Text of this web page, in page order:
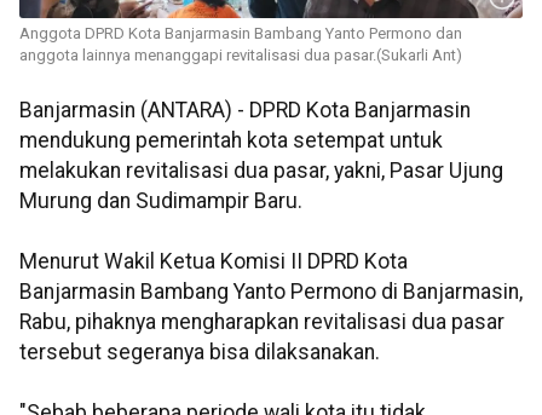
Anggota DPRD Kota Banjarmasin Bambang Yanto Permono dan
anggota lainnya menanggapi revitalisasi dua pasar.(Sukarli Ant)
Banjarmasin (ANTARA) - DPRD Kota Banjarmasin
mendukung pemerintah kota setempat untuk
melakukan revitalisasi dua pasar, yakni, Pasar Ujung
Murung dan Sudimampir Baru.
Menurut Wakil Ketua Komisi II DPRD Kota
Banjarmasin Bambang Yanto Permono di Banjarmasin,
Rabu, pihaknya mengharapkan revitalisasi dua pasar
tersebut segeranya bisa dilaksanakan.